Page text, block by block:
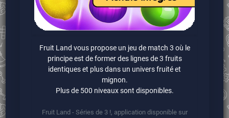
Fruit Land vous propose un jeu de match 3 où le
principe est de former des lignes de 3 fruits
identiques et plus dans un univers fruité et
mignon.
Plus de 500 niveaux sont disponibles.
Fruit Land - Séries de 3 !, application disponible sur